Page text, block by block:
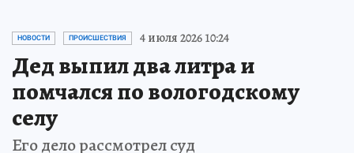
НОВОСТИ ПРОИСШЕСТВИЯ 4 июля 2026 10:24
Дед выпил два литра и
помчался по вологодскому
селу
Его дело рассмотрел суд